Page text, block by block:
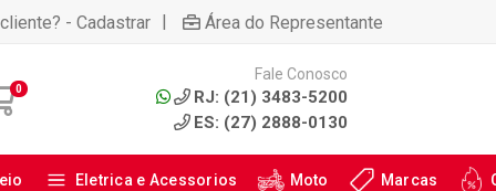
- Cadastrar | Área do Representante
0
Fale Conosco
RJ: (21) 3483-5200
ES: (27) 2888-0130
Eletrica e Acessorios Moto Marcas